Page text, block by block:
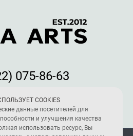
075-86-63
к оплате:
COOKIES
данные посетителей для
и улучшения качества
использовать ресурс, Вы